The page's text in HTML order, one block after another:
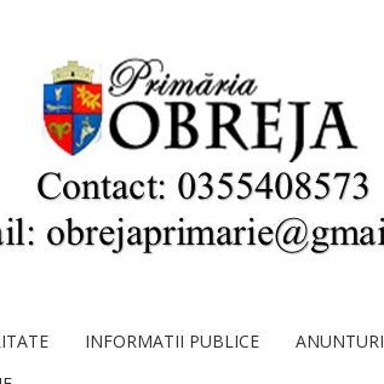
INFORMATII PUBLICE ANUNTURI